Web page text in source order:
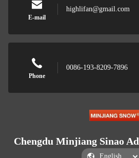
E-mail
highlifan@gmail.com
Phone
0086-193-8209-7896
Chengdu Minjiang Sinao